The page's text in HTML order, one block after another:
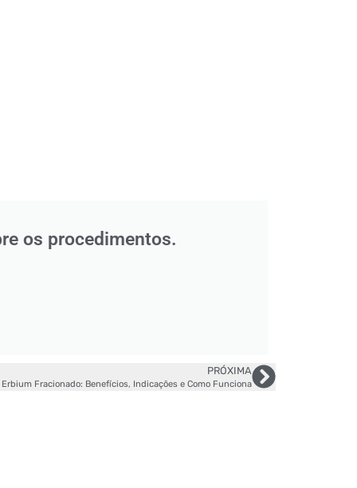
os procedimentos.
PRÓXIMA
Erbium Fracionado: Benefícios, Indicações e Como Funciona